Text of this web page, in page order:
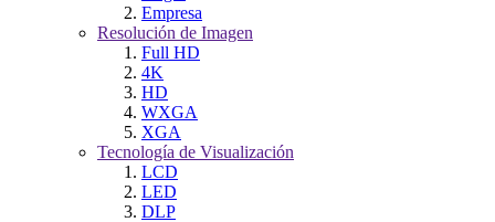
Empresa
Resolución de Imagen
Full HD
4K
HD
WXGA
XGA
Tecnología de Visualización
LCD
LED
DLP